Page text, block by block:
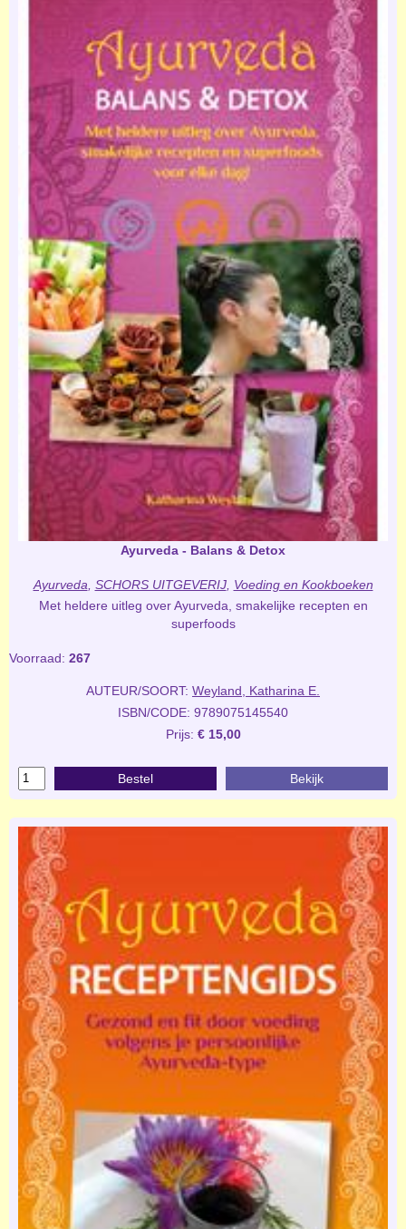
Ayurveda - Balans & Detox
Ayurveda SCHORS UITGEVERIJ, Voeding en Kookboeken
Met heldere uitleg over Ayurveda, smakelijke recepten en
superfoods
Voorraad: 267
AUTEUR/SOORT: Weyland, Katharina E.
ISBN/CODE: 9789075145540
Prijs: € 15,00
Bestel Bekijk